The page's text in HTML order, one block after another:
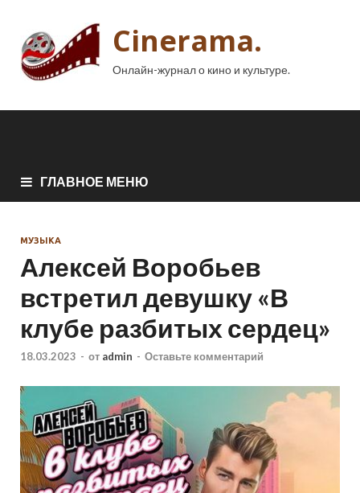
Cinerama.
Онлайн-журнал о кино и культуре.
ГЛАВНОЕ МЕНЮ
МУЗЫКА
Алексей Воробьев
встретил девушку «В
клубе разбитых сердец»
18.03.2023 - от admin - Оставьте комментарий